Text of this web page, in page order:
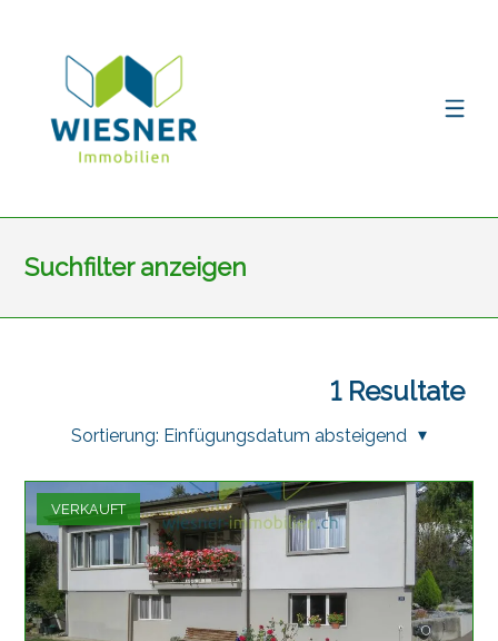
Suchfilter anzeigen
1Resultate
Sortierung: Einfügungsdatum absteigend
VERKAUFT